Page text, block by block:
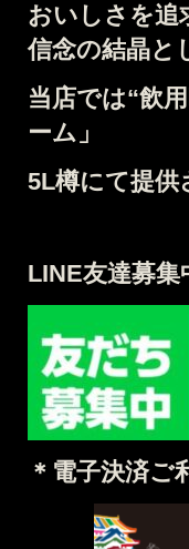
おいしさを追
信念の結晶と
当店では“飲
ーム」
5L樽にて提供
LINE友達募
＊電子決済ご